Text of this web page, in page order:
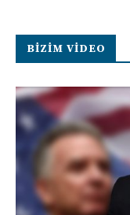
BIZIM VIDEO